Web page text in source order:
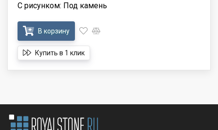
С рисунком: Под камень
В корзину
Купить в 1 клик